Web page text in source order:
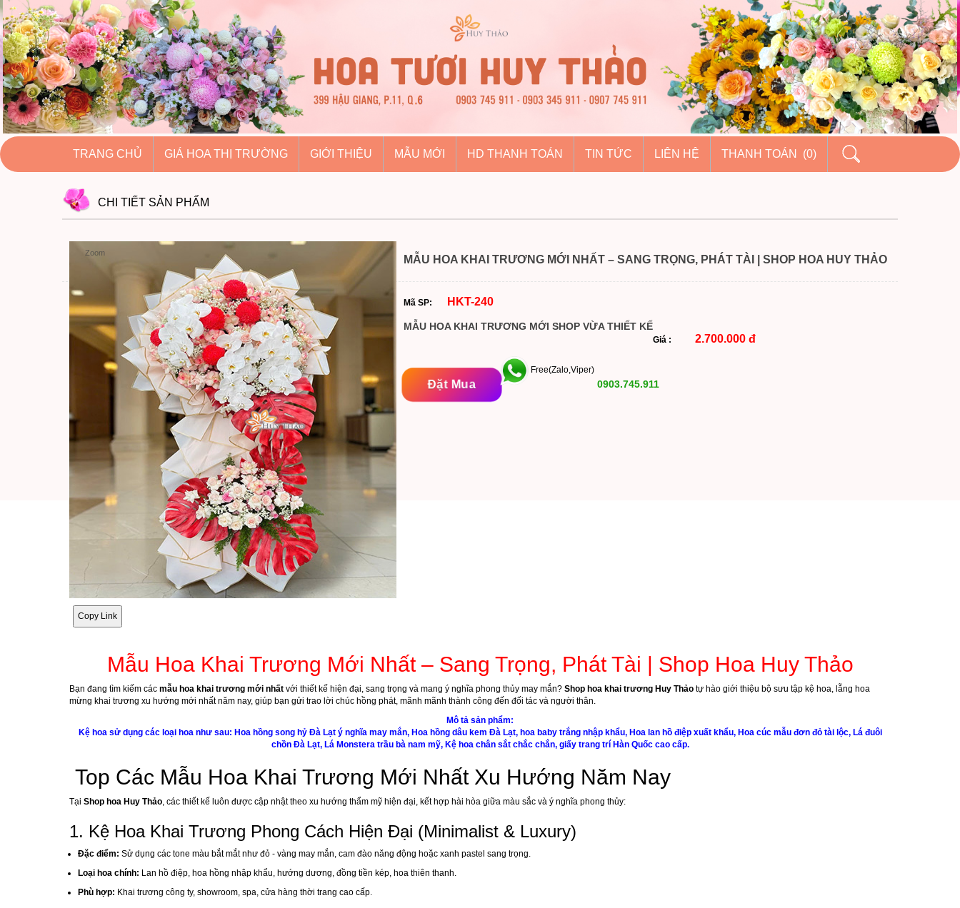
hoatuoihuythao.com
hoatuoihuythao.com
//hoatuoihuythao.com/
TRANG CHỦ GIÁ HOA THỊ TRƯỜNG GIỚI THIỆU MẪU MỚI HD THANH TOÁN TIN TỨC LIÊN HỆ THANH TOÁN (0)
CHI TIẾT SẢN PHẨM
Zoom
Copy Link
MẪU HOA KHAI TRƯƠNG MỚI NHẤT – SANG TRỌNG, PHÁT TÀI | SHOP HOA HUY THẢO
Mã SP: HKT-240
MẪU HOA KHAI TRƯƠNG MỚI SHOP VỪA THIẾT KẾ
Giá : 2.700.000 đ
Đặt Mua
Free(Zalo,Viper)
0903.745.911
Mẫu Hoa Khai Trương Mới Nhất – Sang Trọng, Phát Tài | Shop Hoa Huy Thảo
Bạn đang tìm kiếm các mẫu hoa khai trương mới nhất với thiết kế hiện đại, sang trọng và mang ý nghĩa phong thủy may mắn? Shop hoa khai trương Huy Thảo tự hào giới thiệu bộ sưu tập kệ hoa, lẵng hoa
mừng khai trương xu hướng mới nhất năm nay, giúp bạn gửi trao lời chúc hồng phát, mãnh mãnh thành công đến đối tác và người thân.
Mô tả sản phẩm:
Kệ hoa sử dụng các loại hoa như sau: Hoa hồng song hỷ Đà Lạt ý nghĩa may mắn, Hoa hồng dâu kem Đà Lạt, hoa baby trắng nhập khẩu, Hoa lan hồ điệp xuất khẩu, Hoa cúc mẫu đơn đỏ tài lộc, Lá đuôi
chồn Đà Lạt, Lá Monstera trầu bà nam mỹ, Kệ hoa chân sắt chắc chắn, giấy trang trí Hàn Quốc cao cấp.
Top Các Mẫu Hoa Khai Trương Mới Nhất Xu Hướng Năm Nay
Tại Shop hoa Huy Thảo, các thiết kế luôn được cập nhật theo xu hướng thẩm mỹ hiện đại, kết hợp hài hòa giữa màu sắc và ý nghĩa phong thủy:
1. Kệ Hoa Khai Trương Phong Cách Hiện Đại (Minimalist & Luxury)
Đặc điểm: Sử dụng các tone màu bắt mắt như đỏ - vàng may mắn, cam đào năng động hoặc xanh pastel sang trọng.
Loại hoa chính: Lan hồ điệp, hoa hồng nhập khẩu, hướng dương, đồng tiền kép, hoa thiên thanh.
Phù hợp: Khai trương công ty, showroom, spa, cửa hàng thời trang cao cấp.